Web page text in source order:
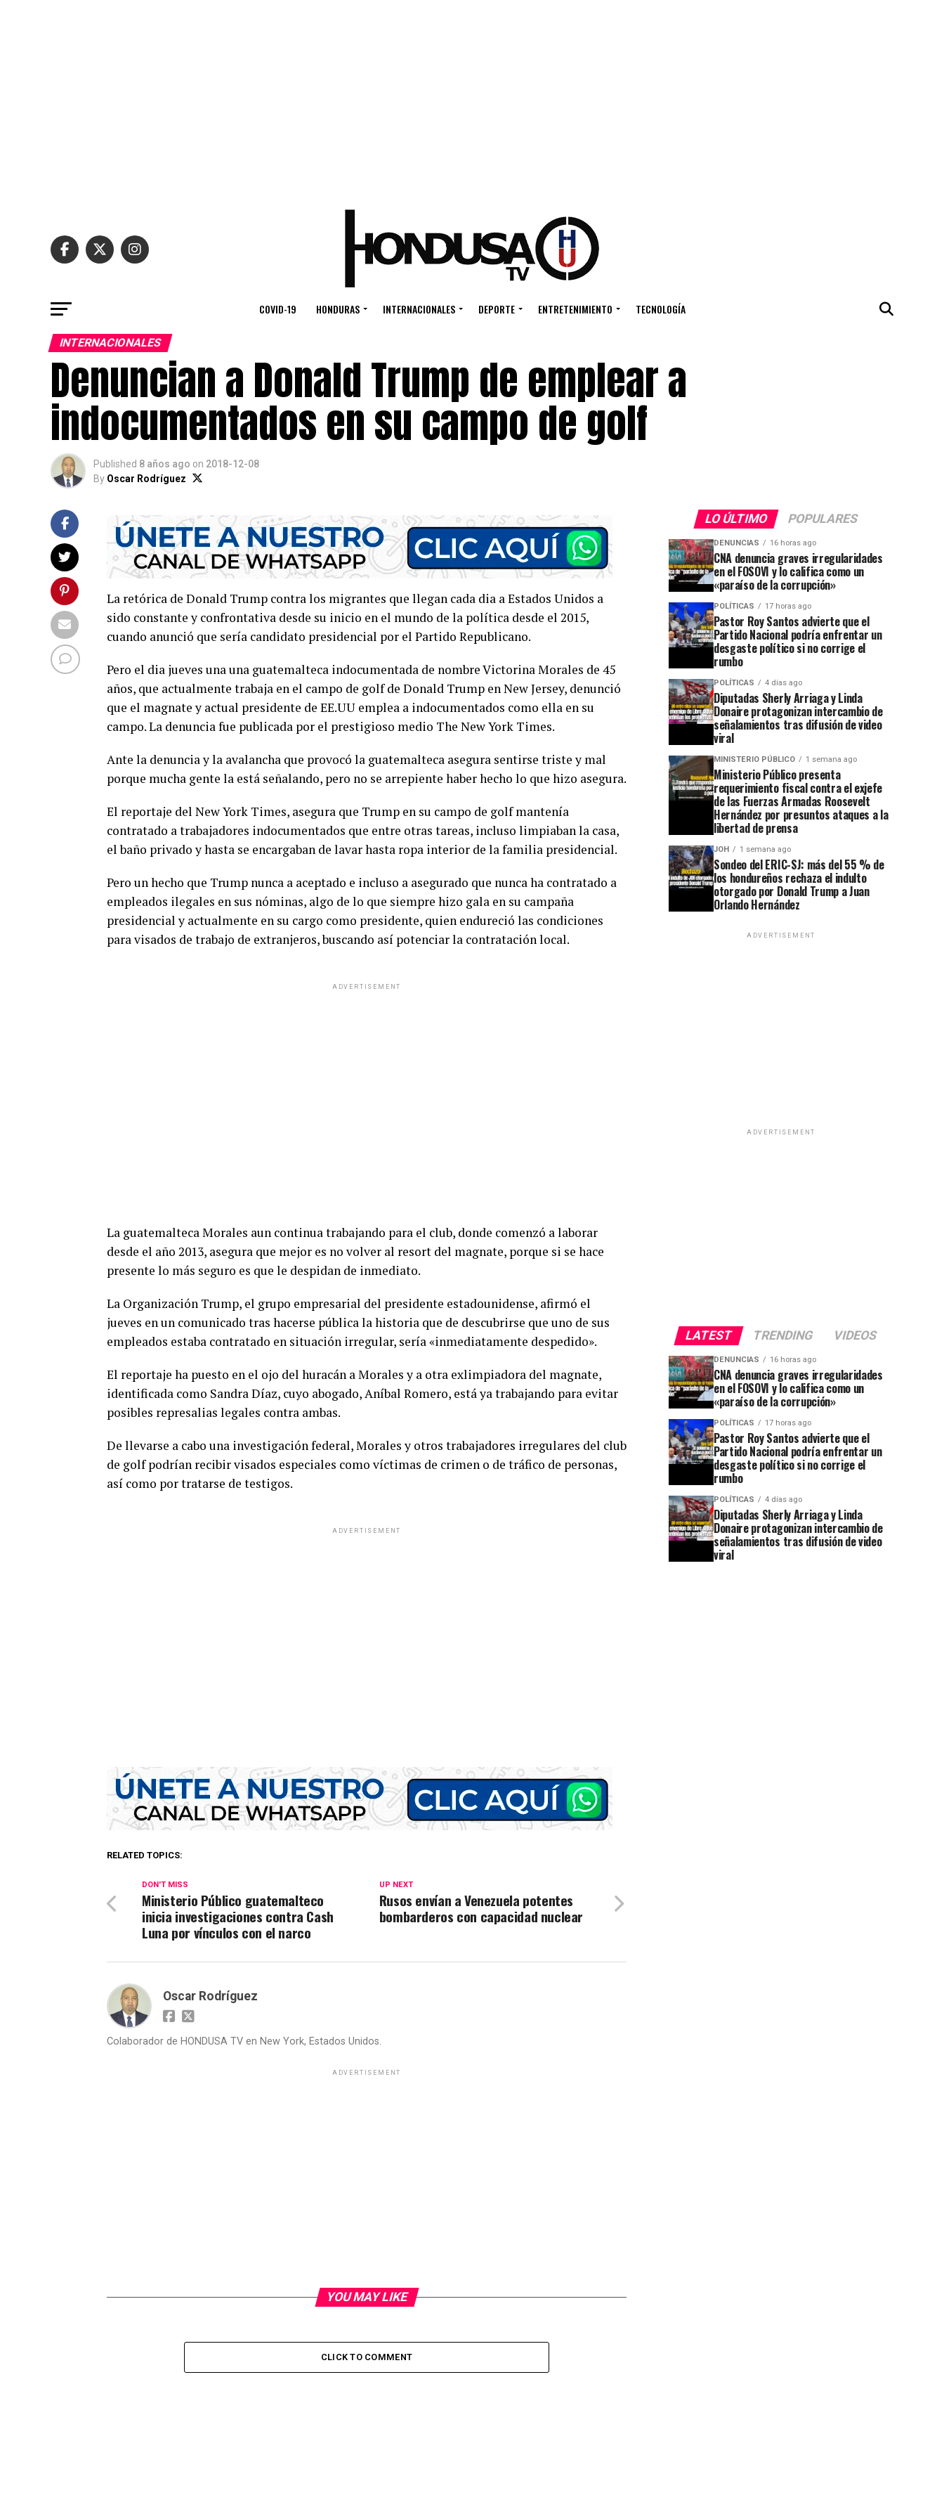
COVID-19 HONDURAS INTERNACIONALES DEPORTE ENTRETENIMIENTO TECNOLOGÍA
INTERNACIONALES
Denuncian a Donald Trump de emplear a
indocumentados en su campo de golf
Published 8 años ago on 2018-12-08
By Oscar Rodríguez
La retórica de Donald Trump contra los migrantes que llegan cada dia a Estados Unidos a
sido constante y confrontativa desde su inicio en el mundo de la política desde el 2015,
cuando anunció que sería candidato presidencial por el Partido Republicano.
Pero el dia jueves una una guatemalteca indocumentada de nombre Victorina Morales de 45
años, que actualmente trabaja en el campo de golf de Donald Trump en New Jersey, denunció
que el magnate y actual presidente de EE.UU emplea a indocumentados como ella en su
campo. La denuncia fue publicada por el prestigioso medio The New York Times.
Ante la denuncia y la avalancha que provocó la guatemalteca asegura sentirse triste y mal
porque mucha gente la está señalando, pero no se arrepiente haber hecho lo que hizo asegura.
El reportaje del New York Times, asegura que Trump en su campo de golf mantenía
contratado a trabajadores indocumentados que entre otras tareas, incluso limpiaban la casa,
el baño privado y hasta se encargaban de lavar hasta ropa interior de la familia presidencial.
Pero un hecho que Trump nunca a aceptado e incluso a asegurado que nunca ha contratado a
empleados ilegales en sus nóminas, algo de lo que siempre hizo gala en su campaña
presidencial y actualmente en su cargo como presidente, quien endureció las condiciones
para visados de trabajo de extranjeros, buscando así potenciar la contratación local.
ADVERTISEMENT
La guatemalteca Morales aun continua trabajando para el club, donde comenzó a laborar
desde el año 2013, asegura que mejor es no volver al resort del magnate, porque si se hace
presente lo más seguro es que le despidan de inmediato.
La Organización Trump, el grupo empresarial del presidente estadounidense, afirmó el
jueves en un comunicado tras hacerse pública la historia que de descubrirse que uno de sus
empleados estaba contratado en situación irregular, sería «inmediatamente despedido».
El reportaje ha puesto en el ojo del huracán a Morales y a otra exlimpiadora del magnate,
identificada como Sandra Díaz, cuyo abogado, Aníbal Romero, está ya trabajando para evitar
posibles represalias legales contra ambas.
De llevarse a cabo una investigación federal, Morales y otros trabajadores irregulares del club
de golf podrían recibir visados especiales como víctimas de crimen o de tráfico de personas,
así como por tratarse de testigos.
ADVERTISEMENT
RELATED TOPICS:
UP NEXT
Rusos envían a Venezuela potentes
bombarderos con capacidad nuclear
DON'T MISS
Ministerio Público guatemalteco
inicia investigaciones contra Cash
Luna por vínculos con el narco
Oscar Rodríguez
Colaborador de HONDUSA TV en New York, Estados Unidos.
ADVERTISEMENT
YOU MAY LIKE
CLICK TO COMMENT
LO ÚLTIMO POPULARES
DENUNCIAS 16 horas ago
CNA denuncia graves irregularidades
en el FOSOVI y lo califica como un
«paraíso de la corrupción»
POLÍTICAS 17 horas ago
Pastor Roy Santos advierte que el
Partido Nacional podría enfrentar un
desgaste político si no corrige el
rumbo
POLÍTICAS 4 días ago
Diputadas Sherly Arriaga y Linda
Donaire protagonizan intercambio de
señalamientos tras difusión de video
viral
MINISTERIO PÚBLICO 1 semana ago
Ministerio Público presenta
requerimiento fiscal contra el exjefe
de las Fuerzas Armadas Roosevelt
Hernández por presuntos ataques a la
libertad de prensa
JOH 1 semana ago
Sondeo del ERIC-SJ: más del 55 % de
los hondureños rechaza el indulto
otorgado por Donald Trump a Juan
Orlando Hernández
ADVERTISEMENT
ADVERTISEMENT
LATEST TRENDING VIDEOS
DENUNCIAS 16 horas ago
CNA denuncia graves irregularidades
en el FOSOVI y lo califica como un
«paraíso de la corrupción»
POLÍTICAS 17 horas ago
Pastor Roy Santos advierte que el
Partido Nacional podría enfrentar un
desgaste político si no corrige el
rumbo
POLÍTICAS 4 días ago
Diputadas Sherly Arriaga y Linda
Donaire protagonizan intercambio de
señalamientos tras difusión de video
viral